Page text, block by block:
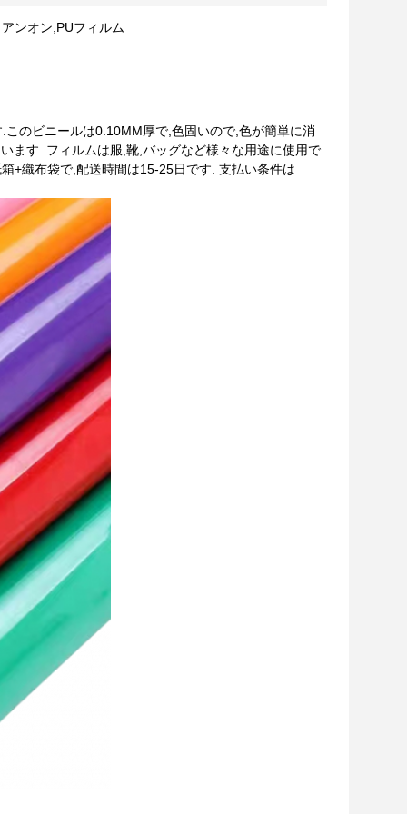
ンオン,PUフィルム
のビニールは0.10MM厚で,色固いので,色が簡単に消
ます. フィルムは服,靴,バッグなど様々な用途に使用で
+織布袋で,配送時間は15-25日です. 支払い条件は